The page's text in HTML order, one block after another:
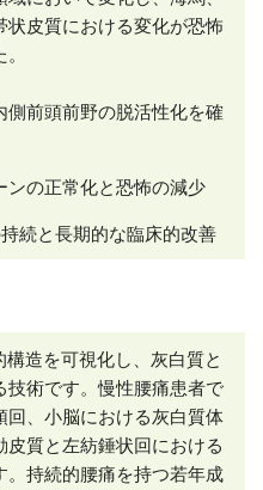
皮質における変化が恐怖
側前頭前野の脱活性化を確
ンの正常化と恐怖の減少
続と長期的な臨床的改善
造を可視化し、灰白質と
技術です。慢性腰痛患者で
回、小脳における灰白質体
質と左紡錘状回における
持続的腰痛を持つ若年成